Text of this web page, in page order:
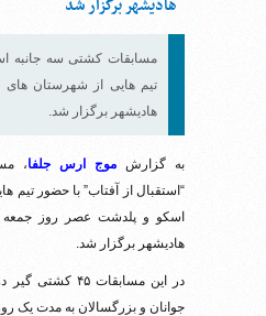
هادیشهر برگزار شد
مسابقات کشتی سه جانبه
تیم هایی از شهرستان های
هادیشهر برگزار شد.
به گزارش موج ارس جلفا،
“استقبال از آفتاب” با حضور تیم
اسکو و پلدشت عصر روز
هادیشهر برگزار شد.
در این مسابقات
جوانان و بزرگسالان به مدت یک